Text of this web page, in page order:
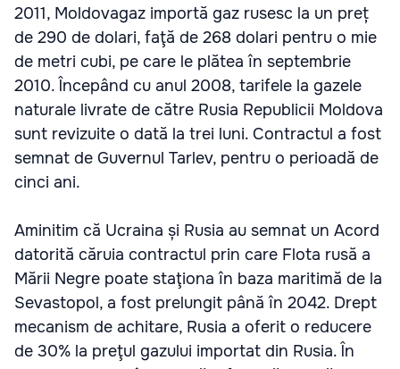
2011, Moldovagaz importă gaz rusesc la un preț
de 290 de dolari, faţă de 268 dolari pentru o mie
de metri cubi, pe care le plătea în septembrie
2010. Începând cu anul 2008, tarifele la gazele
naturale livrate de către Rusia Republicii Moldova
sunt revizuite o dată la trei luni. Contractul a fost
semnat de Guvernul Tarlev, pentru o perioadă de
cinci ani.
Aminitim că Ucraina și Rusia au semnat un Acord
datorită căruia contractul prin care Flota rusă a
Mării Negre poate staţiona în baza maritimă de la
Sevastopol, a fost prelungit până în 2042. Drept
mecanism de achitare, Rusia a oferit o reducere
de 30% la preţul gazului importat din Rusia. În